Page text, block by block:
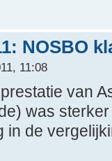
NOSBO
11:08
van
was
in de